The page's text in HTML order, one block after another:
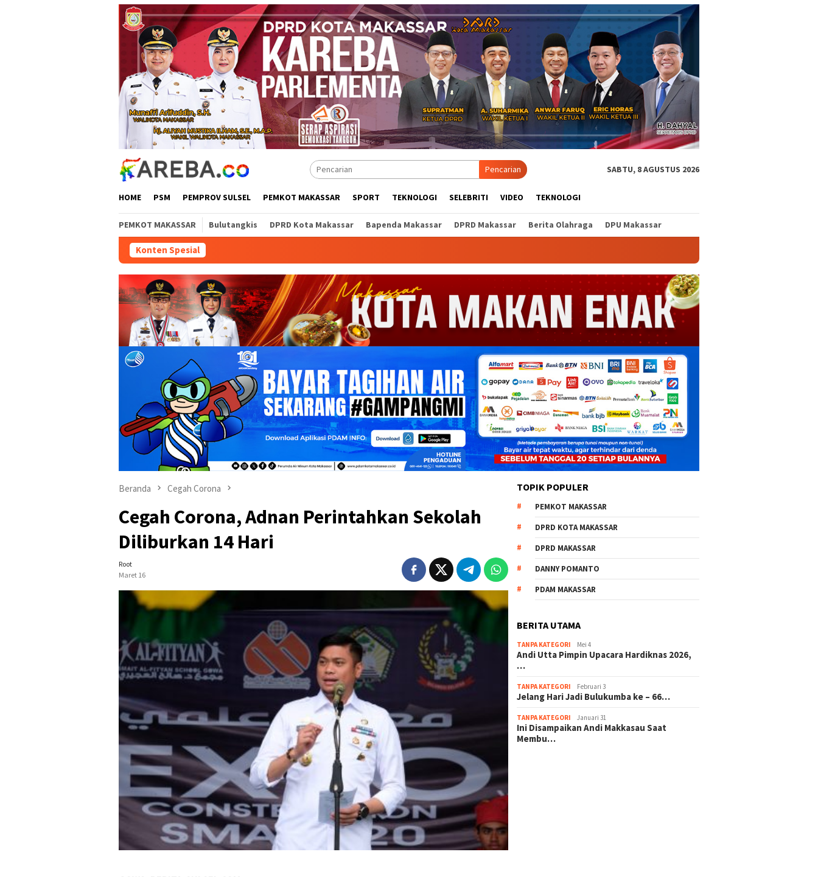
Pencarian SABTU, 8 AGUSTUS 2026
HOME PSM PEMPROV SULSEL PEMKOT MAKASSAR SPORT TEKNOLOGI SELEBRITI VIDEO TEKNOLOGI
PEMKOT MAKASSAR Bulutangkis DPRD Kota Makassar Bapenda Makassar DPRD Makassar Berita Olahraga DPU Makassar
Konten Spesial
Beranda Cegah Corona
Cegah Corona, Adnan Perintahkan Sekolah
Diliburkan 14 Hari
Root
Maret 16
TOPIK POPULER
PEMKOT MAKASSAR
DPRD KOTA MAKASSAR
DPRD MAKASSAR
DANNY POMANTO
PDAM MAKASSAR
BERITA UTAMA
TANPA KATEGORI Mei 4
Andi Utta Pimpin Upacara Hardiknas 2026,
…
TANPA KATEGORI Februari 3
Jelang Hari Jadi Bulukumba ke – 66…
TANPA KATEGORI Januari 31
Ini Disampaikan Andi Makkasau Saat
Membu…